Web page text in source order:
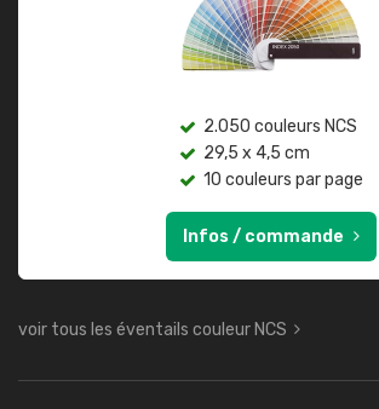
2.050 couleurs NCS
29,5 x 4,5 cm
10 couleurs par page
Infos / commande
voir tous les éventails couleur NCS